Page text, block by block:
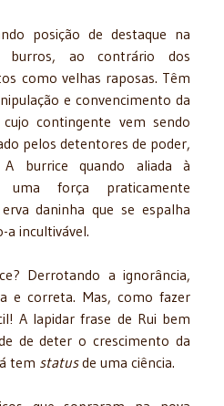
posição de destaque na
burros, ao contrário dos
como velhas raposas. Têm
e convencimento da
contingente vem sendo
pelos detentores de poder,
burrice quando aliada à
uma força praticamente
daninha que se espalha
incultivável.
Derrotando a ignorância,
e correta. Mas, como fazer
A lapidar frase de Rui bem
de deter o crescimento da
tem statusde uma ciência.